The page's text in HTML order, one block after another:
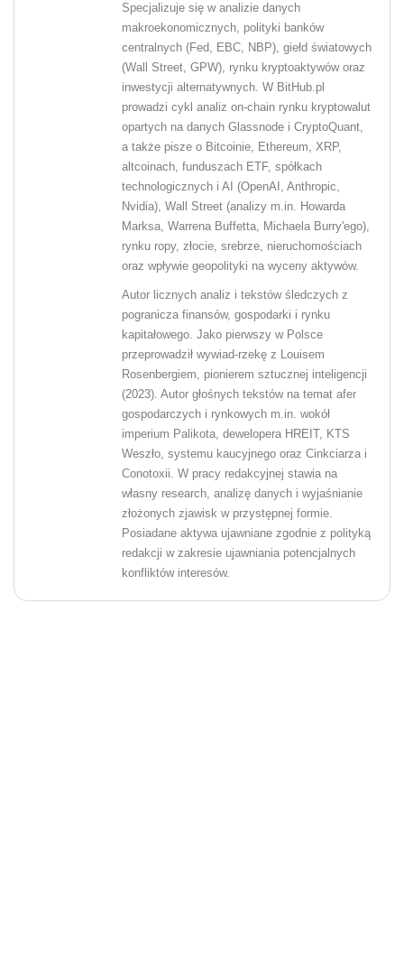
Specjalizuje się w analizie danych
makroekonomicznych, polityki banków
centralnych (Fed, EBC, NBP), giełd światowych
(Wall Street, GPW), rynku kryptoaktywów oraz
inwestycji alternatywnych. W BitHub.pl
prowadzi cykl analiz on-chain rynku kryptowalut
opartych na danych Glassnode i CryptoQuant,
a także pisze o Bitcoinie, Ethereum, XRP,
altcoinach, funduszach ETF, spółkach
technologicznych i AI (OpenAI, Anthropic,
Nvidia), Wall Street (analizy m.in. Howarda
Marksa, Warrena Buffetta, Michaela Burry'ego),
rynku ropy, złocie, srebrze, nieruchomościach
oraz wpływie geopolityki na wyceny aktywów.
Autor licznych analiz i tekstów śledczych z
pogranicza finansów, gospodarki i rynku
kapitałowego. Jako pierwszy w Polsce
przeprowadził wywiad-rzekę z Louisem
Rosenbergiem, pionierem sztucznej inteligencji
(2023). Autor głośnych tekstów na temat afer
gospodarczych i rynkowych m.in. wokół
imperium Palikota, dewelopera HREIT, KTS
Weszło, systemu kaucyjnego oraz Cinkciarza i
Conotoxii. W pracy redakcyjnej stawia na
własny research, analizę danych i wyjaśnianie
złożonych zjawisk w przystępnej formie.
Posiadane aktywa ujawniane zgodnie z polityką
redakcji w zakresie ujawniania potencjalnych
konfliktów interesów.